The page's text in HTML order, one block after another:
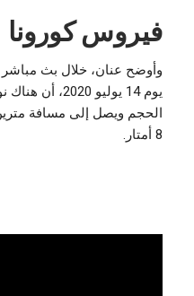
فيروس كورونا
وأوضح عنان، خلال بث
يوم 14 يوليو
الحجم ويصل إلى مسافة
8 أمتار.